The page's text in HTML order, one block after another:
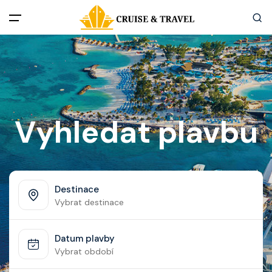
Menu
Akční nabídky
Destinace
Zážitky z plaveb
Užitečné informace
Často kladené otázky
Články
Vyhledat plavbu
Destinace
Vybrat destinace
Datum plavby
Vybrat období